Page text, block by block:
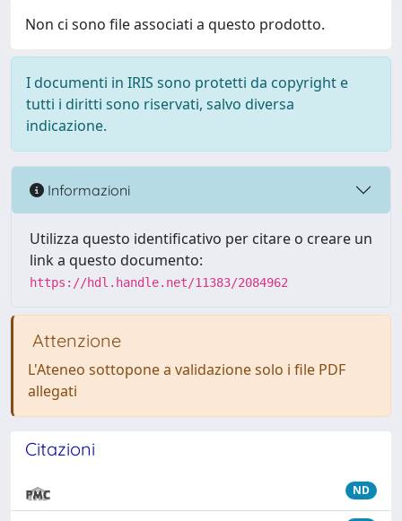
Non ci sono file associati a questo prodotto.
I documenti in IRIS sono protetti da copyright e
tutti i diritti sono riservati, salvo diversa
indicazione.
Informazioni
Utilizza questo identificativo per citare o creare un
link a questo documento:
https://hdl.handle.net/11383/2084962
Attenzione
L'Ateneo sottopone a validazione solo i file PDF
allegati
Citazioni
ND